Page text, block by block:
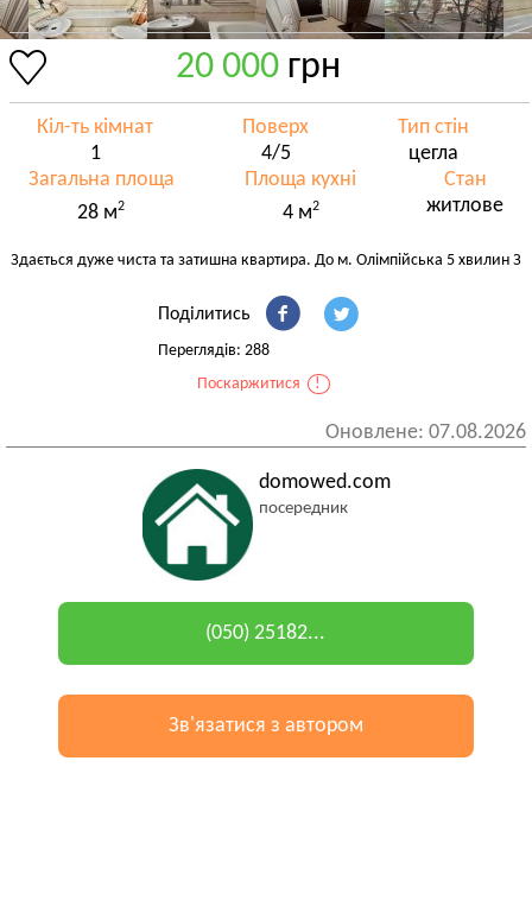
20 000 грн
Кіл-ть кімнат
1
Поверх
4/5
Тип стін
цегла
Загальна площа
28 м2
Площа кухні
4 м2
Стан
житлове
Здається дуже чиста та затишна квартира. До м. Олімпійська 5 хвилин З
Поділитись
Переглядів: 288
Поскаржитися
!
Оновлене: 07.08.2026
domowed.com
посередник
(050) 25182...
Зв'язатися з автором